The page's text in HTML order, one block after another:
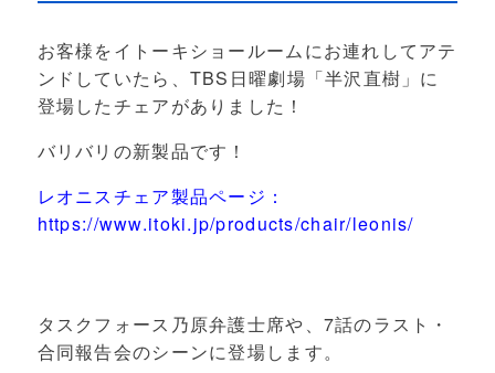
お客様をイトーキショールームにお連れしてアテ
ンドしていたら、TBS日曜劇場「半沢直樹」に
登場したチェアがありました！
バリバリの新製品です！
レオニスチェア製品ページ：
https://www.itoki.jp/products/chair/leonis/
タスクフォース乃原弁護士席や、7話のラスト・
合同報告会のシーンに登場します。